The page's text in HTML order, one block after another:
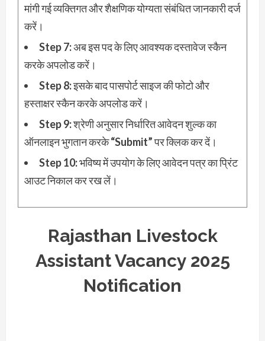
मांगी गई व्यक्तिगत और शैक्षणिक योग्यता संबंधित जानकारी दर्ज
करें।
Step 7:अब इस पद के लिए आवश्यक दस्तावेज स्कैन
करके अपलोड करें।
Step 8:इसके बाद पासपोर्ट साइज की फोटो और
हस्ताक्षर स्कैन करके अपलोड करें।
Step 9:श्रेणी अनुसार निर्धारित आवेदन शुल्क का
ऑनलाइन भुगतान करके“Submit”पर क्लिक कर दें।
Step 10:भविष्य में उपयोग के लिए आवेदन पत्र का प्रिंट
आउट निकाल कर रख लें।
Rajasthan Livestock
Assistant Vacancy 2025
Notification